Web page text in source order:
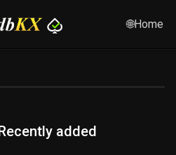
🌐Home
added